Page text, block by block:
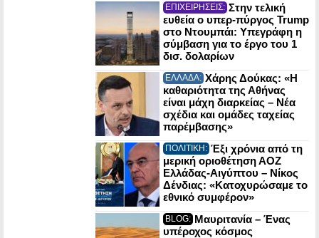
ΕΠΙΧΕΙΡΗΣΕΙΣ: Στην τελική
ευθεία ο υπερ-πύργος Trump
στο Ντουμπάι: Υπεγράφη η
σύμβαση για το έργο του 1
δισ. δολαρίων
ΕΛΛΑΔΑ: Χάρης Δούκας: «Η
καθαριότητα της Αθήνας
είναι μάχη διαρκείας – Νέα
σχέδια και ομάδες ταχείας
παρέμβασης»
ΠΟΛΙΤΙΚΗ: Έξι χρόνια από τη
μερική οριοθέτηση ΑΟΖ
Ελλάδας-Αιγύπτου – Νίκος
Δένδιας: «Κατοχυρώσαμε το
εθνικό συμφέρον»
BLOG: Μαυριτανία – Ένας
υπέροχος κόσμος